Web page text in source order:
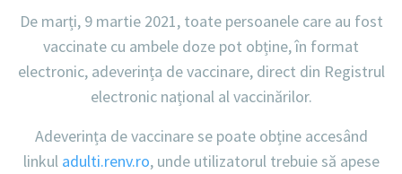
De marți, 9 martie 2021, toate persoanele care au fost
vaccinate cu ambele doze pot obține, în format
electronic, adeverința de vaccinare, direct din Registrul
electronic național al vaccinărilor.
Adeverința de vaccinare se poate obține accesând
linkul adulti.renv.ro, unde utilizatorul trebuie să apese